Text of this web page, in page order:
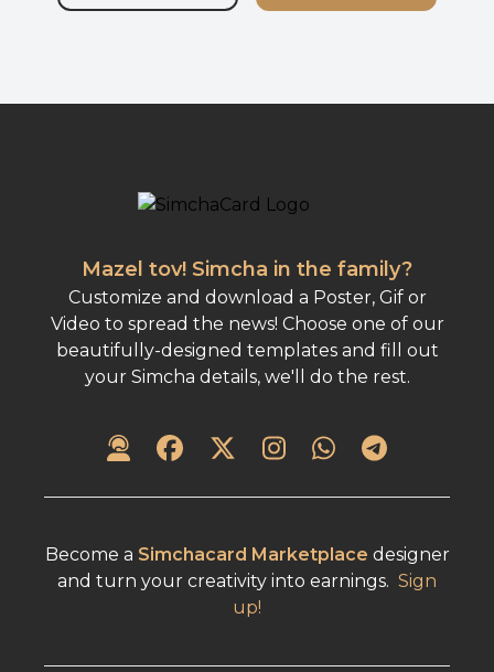
Mazel tov! Simcha in the family?
Customize and download a Poster, Gif or
Video to spread the news! Choose one of our
beautifully-designed templates and fill out
your Simcha details, we'll do the rest.
Become a Simchacard Marketplace designer
and turn your creativity into earnings. Sign
up!